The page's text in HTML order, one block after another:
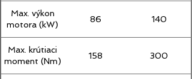
Max. výkon
motora (kW)
86 140
Max. krútiaci
moment (Nm)
158 300